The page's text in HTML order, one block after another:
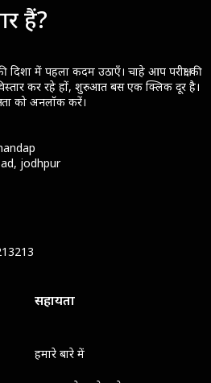
हैं?
दिशा में पहला कदम उठाएँ। चाहे आप परीक्षा की
कर रहे हों, शुरुआत बस एक क्लिक दूर है।
को अनलॉक करें।
jodhpur
सहायता
हमारे बारे में